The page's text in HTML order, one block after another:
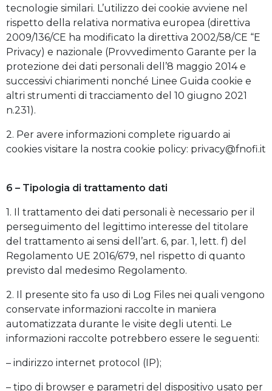
tecnologie similari. L’utilizzo dei cookie avviene nel
rispetto della relativa normativa europea (direttiva
2009/136/CE ha modificato la direttiva 2002/58/CE “E
Privacy) e nazionale (Provvedimento Garante per la
protezione dei dati personali dell’8 maggio 2014 e
successivi chiarimenti nonché Linee Guida cookie e
altri strumenti di tracciamento del 10 giugno 2021
n.231).
2. Per avere informazioni complete riguardo ai
cookies visitare la nostra cookie policy: privacy@fnofi.it
6 – Tipologia di trattamento dati
1. Il trattamento dei dati personali è necessario per il
perseguimento del legittimo interesse del titolare
del trattamento ai sensi dell’art. 6, par. 1, lett. f) del
Regolamento UE 2016/679, nel rispetto di quanto
previsto dal medesimo Regolamento.
2. Il presente sito fa uso di Log Files nei quali vengono
conservate informazioni raccolte in maniera
automatizzata durante le visite degli utenti. Le
informazioni raccolte potrebbero essere le seguenti:
– indirizzo internet protocol (IP);
– tipo di browser e parametri del dispositivo usato per